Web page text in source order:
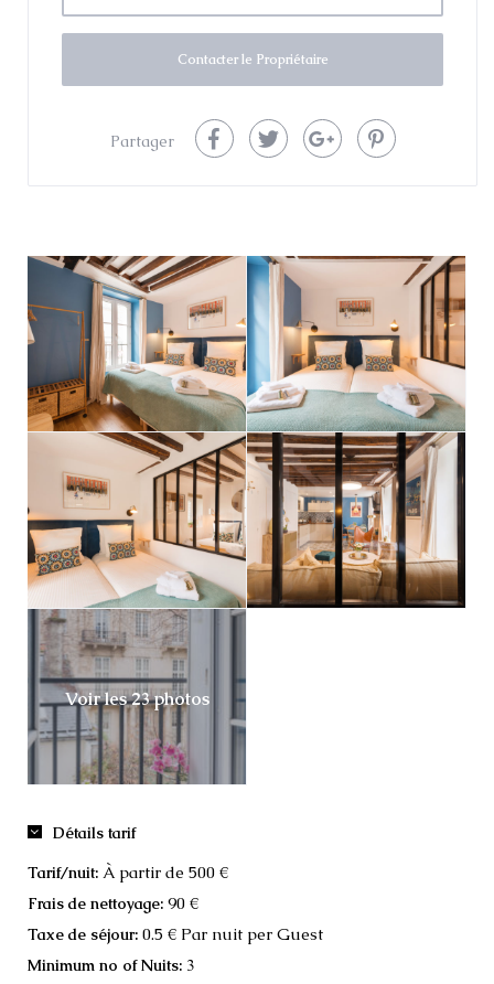
Contacter le Propriétaire
Partager
Voir les 23 photos
Détails tarif
Tarif/nuit: À partir de 500 €
Frais de nettoyage: 90 €
Taxe de séjour: 0.5 € Par nuit per Guest
Minimum no of Nuits: 3